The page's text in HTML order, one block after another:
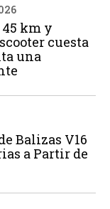
45 km y
cuesta
una
Balizas V16
a Partir de